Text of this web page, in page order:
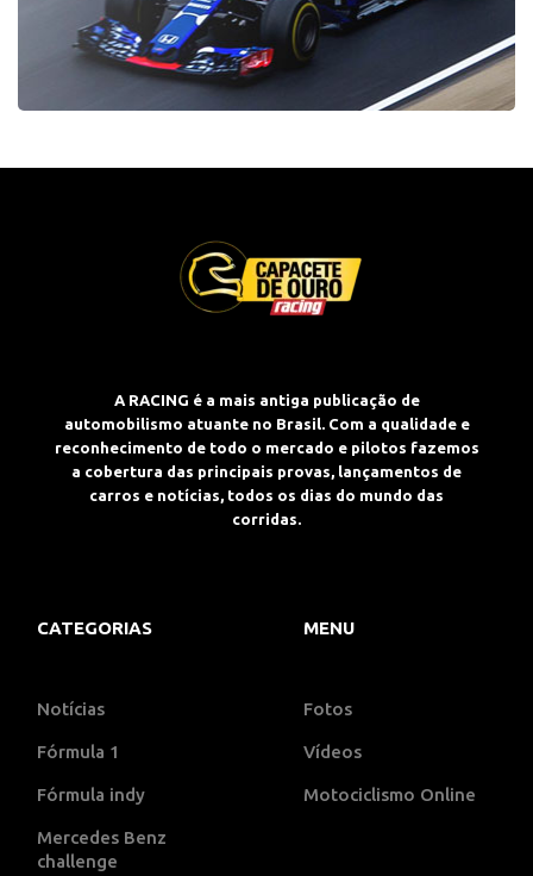
A RACING é a mais antiga publicação de
automobilismo atuante no Brasil. Com a qualidade e
reconhecimento de todo o mercado e pilotos fazemos
a cobertura das principais provas, lançamentos de
carros e notícias, todos os dias do mundo das
corridas.
CATEGORIAS
Notícias
Fórmula 1
Fórmula indy
Mercedes Benz
challenge
MENU
Fotos
Vídeos
Motociclismo Online